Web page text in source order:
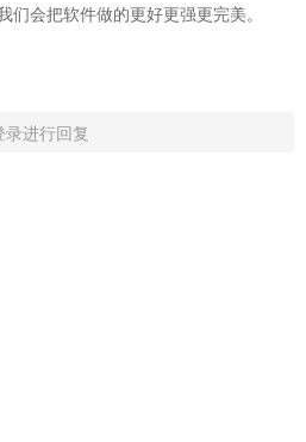
们会把软件做的更好更强更完美。
录进行回复